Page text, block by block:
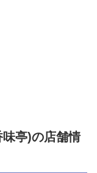
亭)の店舗情